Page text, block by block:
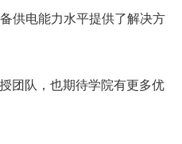
供电能力水平提供了解决方
团队，也期待学院有更多优